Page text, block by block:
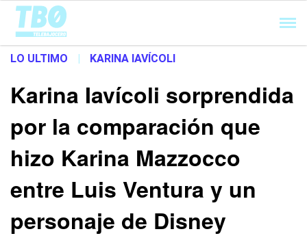
Cargando...
LO ULTIMO | KARINA IAVÍCOLI
Karina Iavícoli sorprendida
por la comparación que
hizo Karina Mazzocco
entre Luis Ventura y un
personaje de Disney